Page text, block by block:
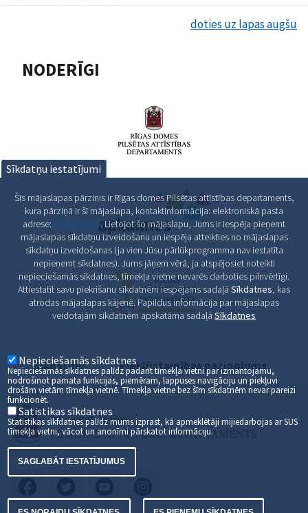
doties uz lapas augšu
NODERĪGI
Sīkdatnes Piekļūstamības paziņojums
Sīkdatņu iestatījumi
Šīs mājaslapas pārzinis ir Rīgas domes Pilsētas attīstības departaments,
kura pārziņā ir šī mājaslapa, kontaktinformācija: elektroniskā pasta
adrese: pad@riga.lv. Lietojot šo mājaslapu, Jums ir iespēja pieņemt
mājaslapas sīkdatņu izveidošanu un iespēja atteikties no mājaslapas
sīkdatņu izveidošanas (ja vien Jūsu pārlūkprogramma nav iestatīta
nepieņemt sīkdatnes). Jums jāņem vērā, ja atspējosiet noteikti
nepieciešamās sīkdatnes, tīmekļa vietne nevarēs darboties pilnvērtīgi.
Attiestatīt savu piekrišanu sīkdatnēm iespējams sadaļā Sīkdatnes, kas
atrodas mājaslapas kājenē. Papildus informācija par mājaslapas
veidotajām sīkdatnēm apskatāma sadaļā Sīkdatnes
Nepieciešamās sīkdatnes
Nepieciešamās sīkdatnes palīdz padarīt tīmekļa vietni par izmantojamu,
nodrošinot pamata funkcijas, piemēram, lappuses navigāciju un piekļuvi
drošām vietām tīmekļa vietnē. Tīmekļa vietne bez šīm sīkdatnēm nevar pareizi
funkcionēt.
Satistikas sīkdatnes
Statistikas sīkfdatnes palīdz mums izprast, kā apmeklētāji mijiedarbojas ar SUS
tīmekļa vietni, vācot un anonīmi pārskatot informāciju.
SAGLABĀT IESTATĪJUMUS